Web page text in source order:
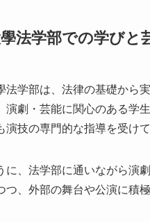
法学部での学びと
法学部は、法律の基礎から
演劇・芸能に関心のある学
演技の専門的な指導を受け
に、法学部に通いながら演
つ、外部の舞台や公演に積